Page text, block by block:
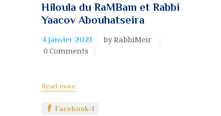
Hiloula du RaMBam et Rabbi
Yaacov Abouhatseira
4 janvier 2021
by RabbiMeir
0 Comments
Read more
Facebook-1